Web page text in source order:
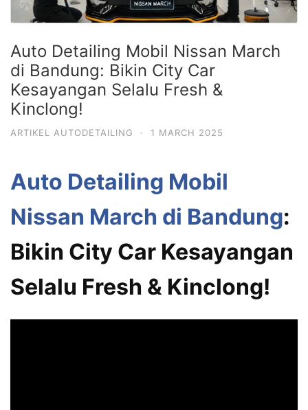
Auto Detailing Mobil Nissan March
di Bandung: Bikin City Car
Kesayangan Selalu Fresh &
Kinclong!
ARTIKEL AUTODETAILING · 1 MARCH 2025
Auto Detailing Mobil
Nissan March di Bandung:
Bikin City Car Kesayangan
Selalu Fresh & Kinclong!